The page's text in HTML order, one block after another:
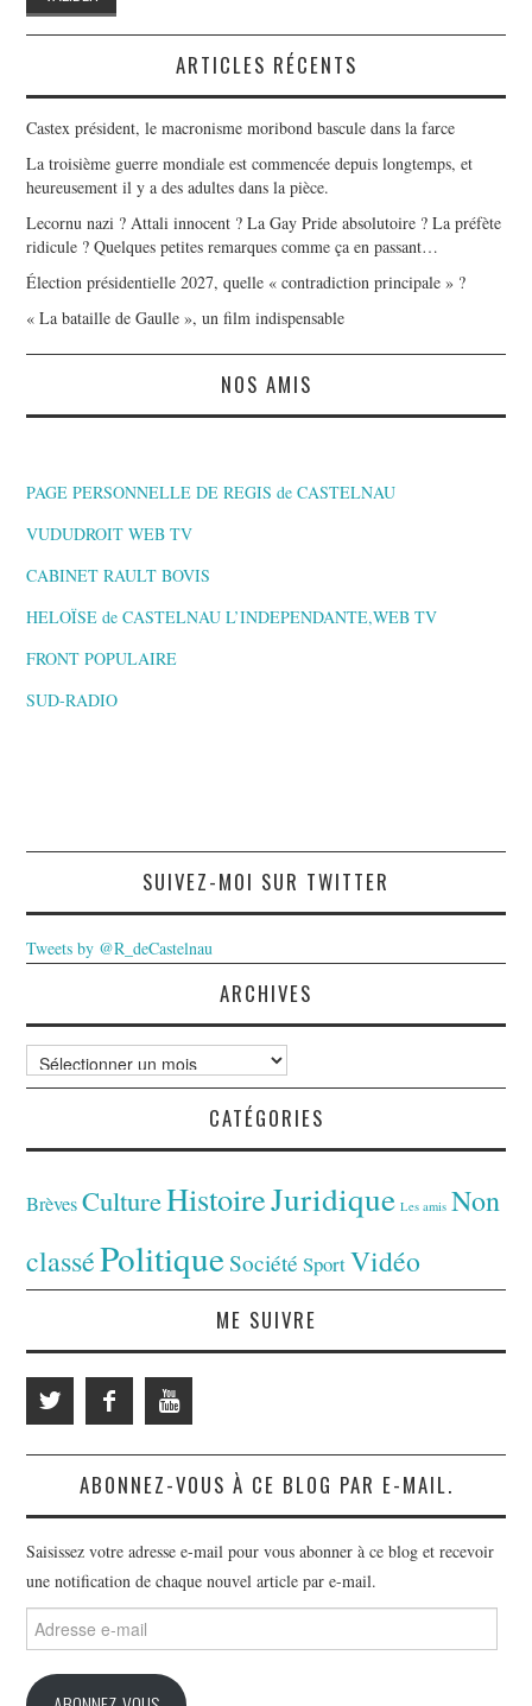
ARTICLES RÉCENTS
Castex président, le macronisme moribond bascule dans la farce
La troisième guerre mondiale est commencée depuis longtemps, et
heureusement il y a des adultes dans la pièce.
Lecornu nazi ? Attali innocent ? La Gay Pride absolutoire ? La préfète
ridicule ? Quelques petites remarques comme ça en passant…
Élection présidentielle 2027, quelle « contradiction principale » ?
« La bataille de Gaulle », un film indispensable
NOS AMIS
PAGE PERSONNELLE DE REGIS de CASTELNAU
VUDUDROIT WEB TV
CABINET RAULT BOVIS
HELOÏSE de CASTELNAU L’INDEPENDANTE,WEB TV
FRONT POPULAIRE
SUD-RADIO
SUIVEZ-MOI SUR TWITTER
Tweets by @R_deCastelnau
ARCHIVES
Archives
CATÉGORIES
Brèves CultureHistoireJuridique Les amis Non
classéPolitiqueSociété SportVidéo
ME SUIVRE
ABONNEZ-VOUS À CE BLOG PAR E-MAIL.
Saisissez votre adresse e-mail pour vous abonner à ce blog et recevoir
une notification de chaque nouvel article par e-mail.
Adresse
e-